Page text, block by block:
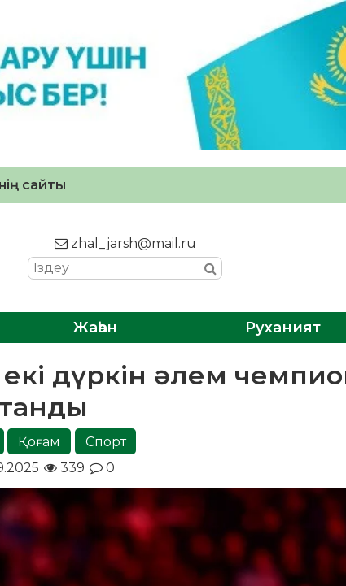
сайты
zhal_jarsh@mail.ru
Жаһан Руханият
екі дүркін әлем
Қоғам
Спорт
339 0